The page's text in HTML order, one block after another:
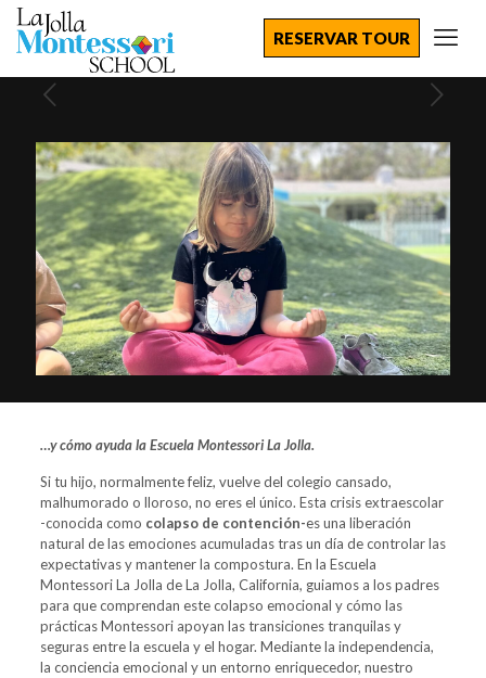
RESERVAR TOUR
…y cómo ayuda la Escuela Montessori La Jolla.
Si tu hijo, normalmente feliz, vuelve del colegio cansado,
malhumorado o lloroso, no eres el único. Esta crisis extraescolar
-conocida como colapso de contención-es una liberación
natural de las emociones acumuladas tras un día de controlar las
expectativas y mantener la compostura. En la Escuela
Montessori La Jolla de La Jolla, California, guiamos a los padres
para que comprendan este colapso emocional y cómo las
prácticas Montessori apoyan las transiciones tranquilas y
seguras entre la escuela y el hogar. Mediante la independencia,
la conciencia emocional y un entorno enriquecedor, nuestro